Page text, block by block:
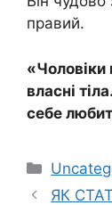
правий.
«Чоловіки
власні
себе
ЯК